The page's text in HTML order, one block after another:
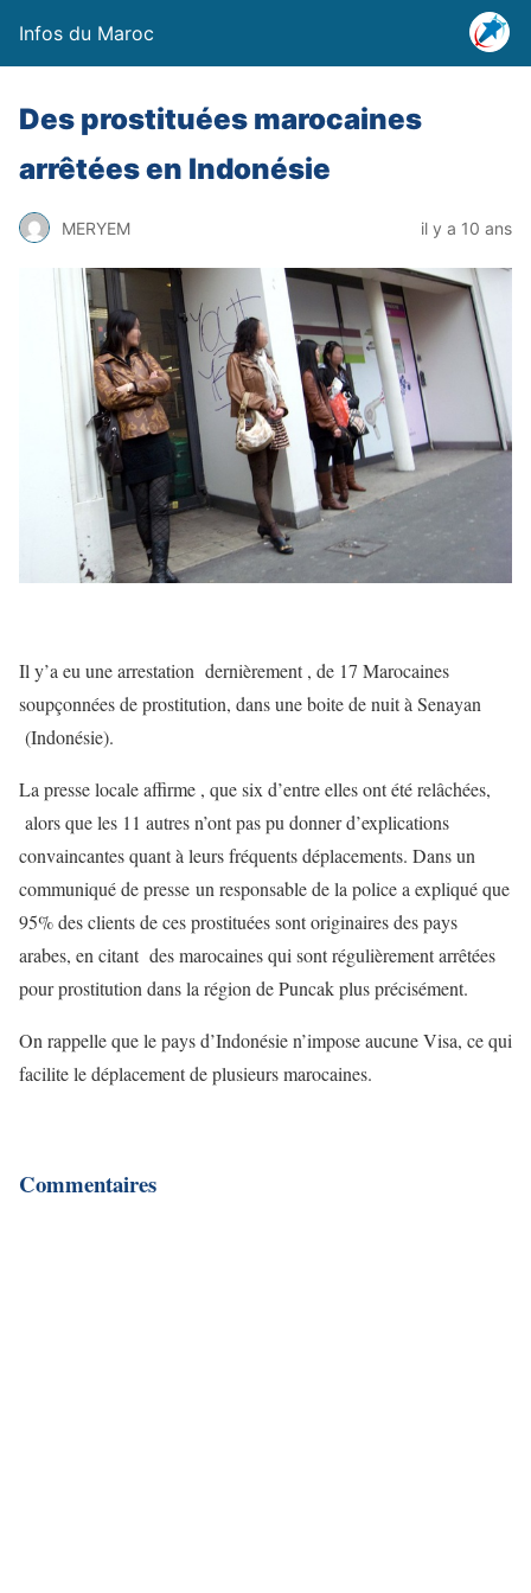
Infos du Maroc
Des prostituées marocaines
arrêtées en Indonésie
MERYEM il y a 10 ans
Il y’a eu une arrestation dernièrement , de 17 Marocaines
soupçonnées de prostitution, dans une boite de nuit à Senayan
(Indonésie).
La presse locale affirme , que six d’entre elles ont été relâchées,
alors que les 11 autres n’ont pas pu donner d’explications
convaincantes quant à leurs fréquents déplacements. Dans un
communiqué de presse un responsable de la police a expliqué que
95% des clients de ces prostituées sont originaires des pays
arabes, en citant des marocaines qui sont régulièrement arrêtées
pour prostitution dans la région de Puncak plus précisément.
On rappelle que le pays d’Indonésie n’impose aucune Visa, ce qui
facilite le déplacement de plusieurs marocaines.
Commentaires